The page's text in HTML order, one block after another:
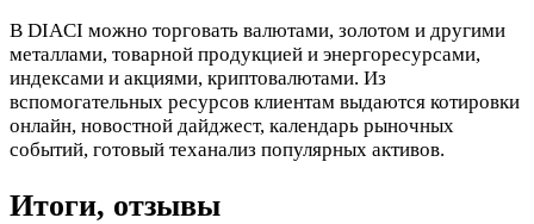
В DIACI можно торговать валютами, золотом и другими
металлами, товарной продукцией и энергоресурсами,
индексами и акциями, криптовалютами. Из
вспомогательных ресурсов клиентам выдаются котировки
онлайн, новостной дайджест, календарь рыночных
событий, готовый теханализ популярных активов.
Итоги, отзывы